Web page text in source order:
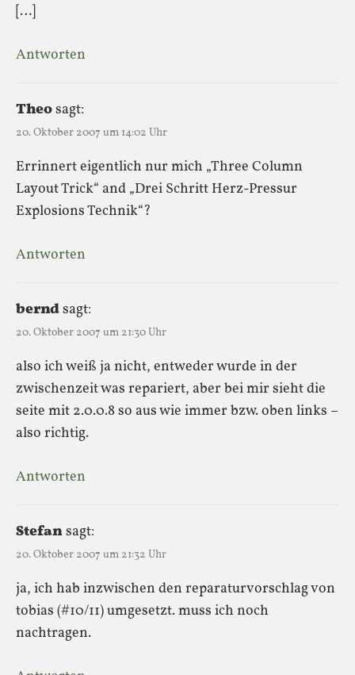
[…]
Antworten
Theosagt:
20. Oktober 2007 um 14:02 Uhr
Errinnert eigentlich nur mich „Three Column
Layout Trick“ and „Drei Schritt Herz-Pressur
Explosions Technik“?
Antworten
berndsagt:
20. Oktober 2007 um 21:30 Uhr
also ich weiß ja nicht, entweder wurde in der
zwischenzeit was repariert, aber bei mir sieht die
seite mit 2.0.0.8 so aus wie immer bzw. oben links –
also richtig.
Antworten
Stefansagt:
20. Oktober 2007 um 21:32 Uhr
ja, ich hab inzwischen den reparaturvorschlag von
tobias (#10/11) umgesetzt. muss ich noch
nachtragen.